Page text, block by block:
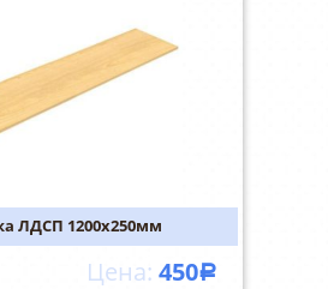
ЛДСП 1200х250мм
450Р